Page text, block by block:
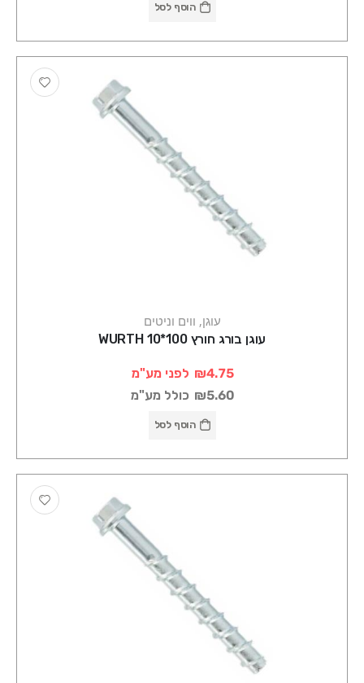
הוסף לסל
עוגן, ווים וניטים
עוגן בורג חורץ 100*10 WURTH
₪4.75 לפני מע"מ
₪5.60 כולל מע"מ
הוסף לסל